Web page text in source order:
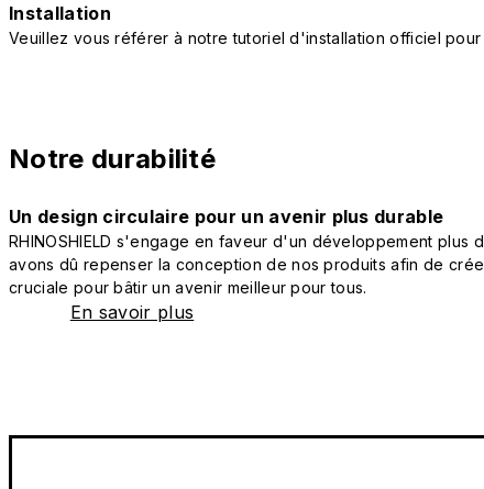
Installation
Veuillez vous référer à notre tutoriel d'installation officiel
Notre durabilité
Un design circulaire pour un avenir plus durable
RHINOSHIELD s'engage en faveur d'un développement
avons dû repenser la conception de nos produits afin de
cruciale pour bâtir un avenir meilleur pour tous.
En savoir plus